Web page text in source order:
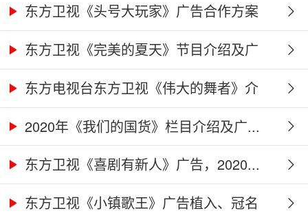
东方卫视《头号大玩家》广告合作方案
东方卫视《完美的夏天》节目介绍及广
告...东方电视台东方卫视《伟大的舞者》介
绍...2020年《我们的国货》栏目介绍及广...
东方卫视《喜剧有新人》广告，2020...
东方卫视《小镇歌王》广告植入、冠名